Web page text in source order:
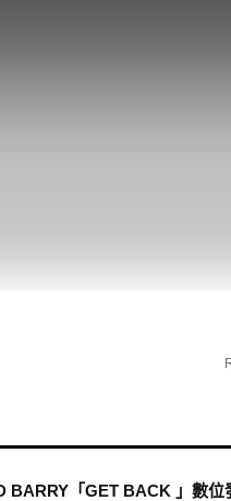
BARRY「GET BACK 」數位